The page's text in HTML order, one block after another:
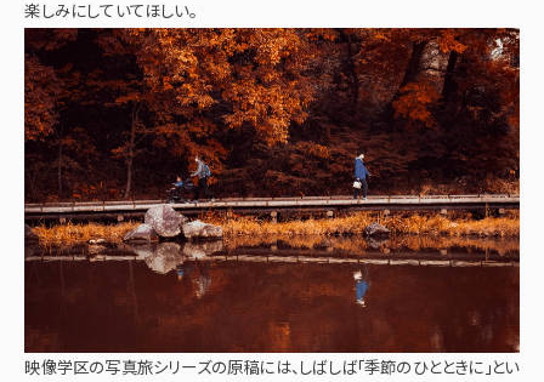
楽しみにしていてほしい。
映像学区の写真旅シリーズの原稿には、しばしば「季節のひとときに」とい